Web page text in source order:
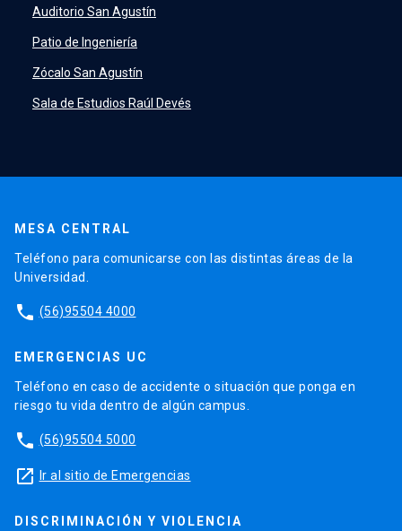
Auditorio San Agustín
Patio de Ingeniería
Zócalo San Agustín
Sala de Estudios Raúl Devés
MESA CENTRAL
Teléfono para comunicarse con las distintas áreas de la
Universidad.
phone (56)95504 4000
EMERGENCIAS UC
Teléfono en caso de accidente o situación que ponga en
riesgo tu vida dentro de algún campus.
phone (56)95504 5000
launch Ir al sitio de Emergencias
DISCRIMINACIÓN Y VIOLENCIA